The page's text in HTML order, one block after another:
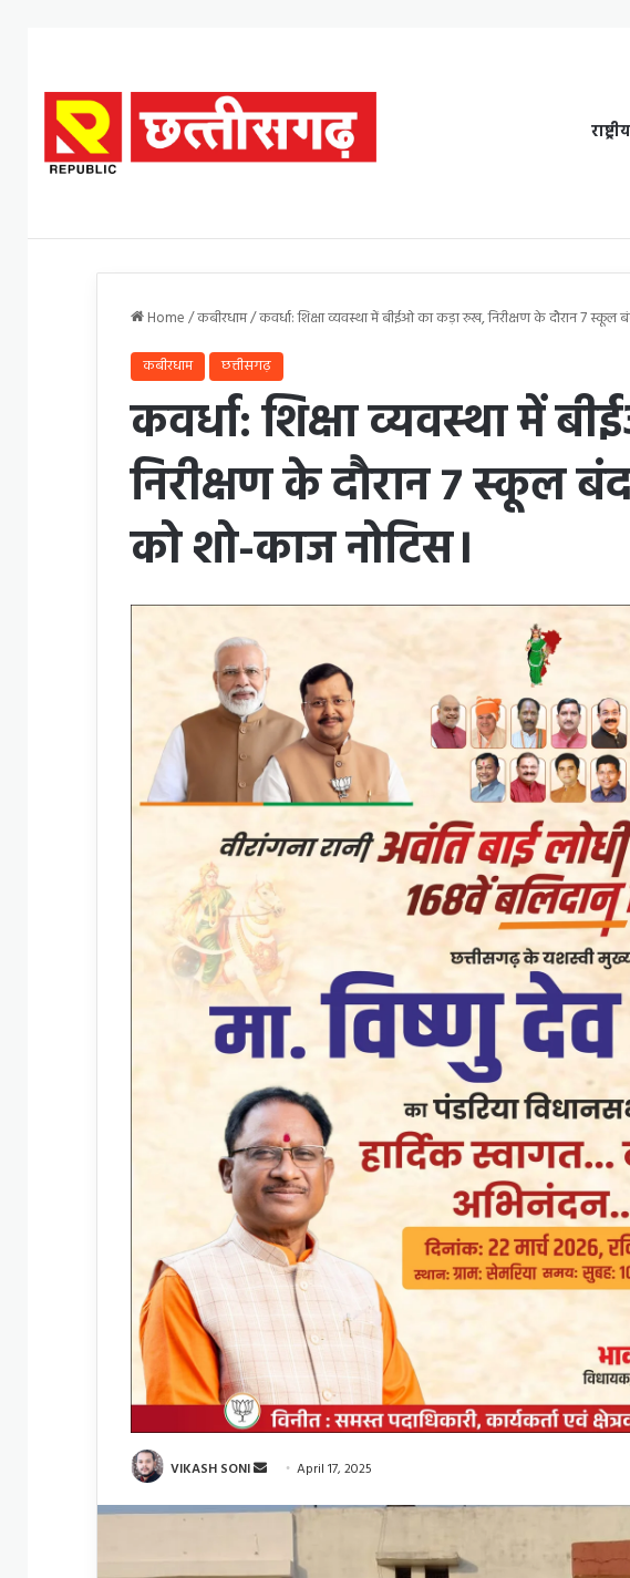
Home/कबीरधाम/कवर्धा: शिक्षा व्यवस्था में बीईओ का कड़ा रुख, निरीक्षण के दौरान 7 स्कूल
कबीरधाम छत्तीसगढ़
कवर्धा: शिक्षा व्यवस्था में
निरीक्षण के दौरान 7 स्कूल
को शो-काज नोटिस।
VIKASH SONI
Send
email
April 17, 2025